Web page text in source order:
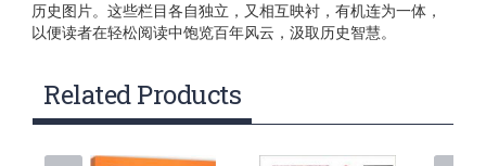
历史图片。这些栏目各自独立，又相互映衬，有机连为一体，
以便读者在轻松阅读中饱览百年风云，汲取历史智慧。
Related Products